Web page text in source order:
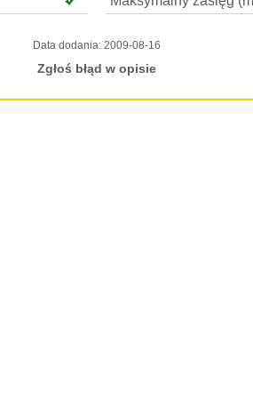
Data dodania: 2009-08-16
Zgłoś błąd w opisie